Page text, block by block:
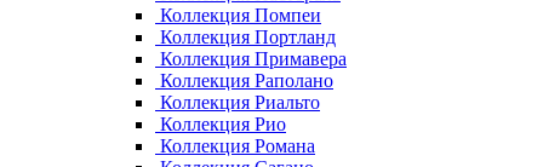
Коллекция Помпеи
Коллекция Портланд
Коллекция Примавера
Коллекция Раполано
Коллекция Риальто
Коллекция Рио
Коллекция Романа